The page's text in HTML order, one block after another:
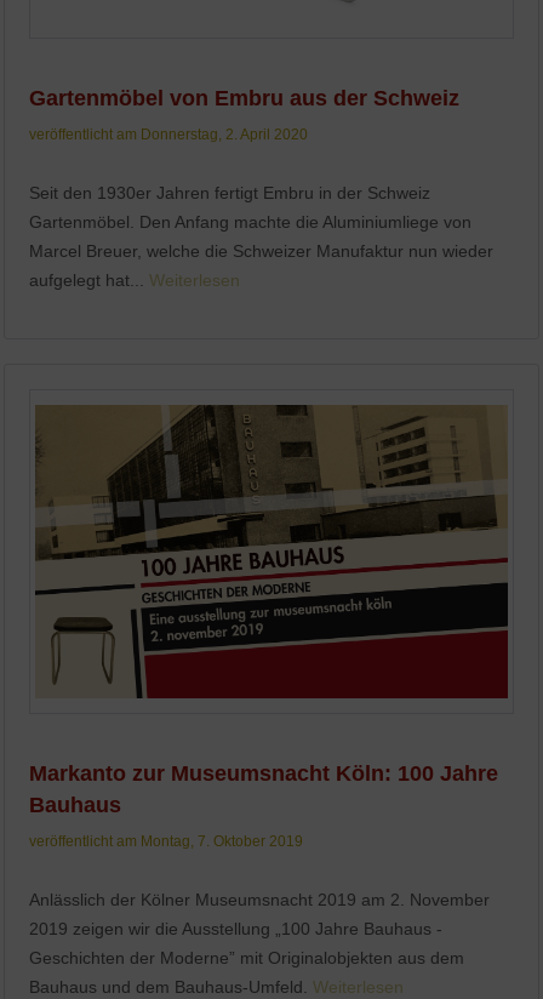
Gartenmöbel von Embru aus der Schweiz
veröffentlicht am Donnerstag, 2. April 2020
Seit den 1930er Jahren fertigt Embru in der Schweiz
Gartenmöbel. Den Anfang machte die Aluminiumliege von
Marcel Breuer, welche die Schweizer Manufaktur nun wieder
aufgelegt hat...Weiterlesen
Markanto zur Museumsnacht Köln: 100 Jahre
Bauhaus
veröffentlicht am Montag, 7. Oktober 2019
Anlässlich der Kölner Museumsnacht 2019 am 2. November
2019 zeigen wir die Ausstellung „100 Jahre Bauhaus -
Geschichten der Moderne” mit Originalobjekten aus dem
Bauhaus und dem Bauhaus-Umfeld.Weiterlesen